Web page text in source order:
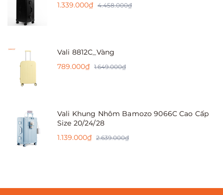
1.339.000₫ 4.458.000₫
Vali 8812C_Vàng
789.000₫ 1.649.000₫
Vali Khung Nhôm Bamozo 9066C Cao Cấp
Size 20/24/28
1.139.000₫ 2.639.000₫